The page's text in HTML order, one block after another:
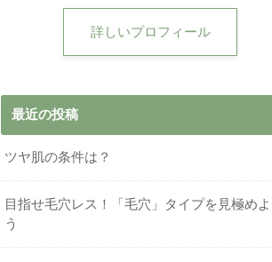
詳しいプロフィール
最近の投稿
ツヤ肌の条件は？
目指せ毛穴レス！「毛穴」タイプを見極めよ
う